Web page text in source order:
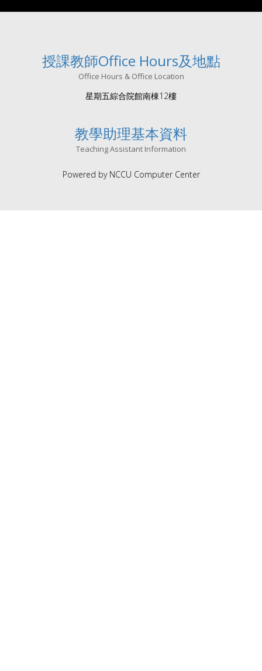
授課教師Office Hours及地點
Office Hours & Office Location
星期五綜合院館南棟12樓
教學助理基本資料
Teaching Assistant Information
Powered by NCCU Computer Center